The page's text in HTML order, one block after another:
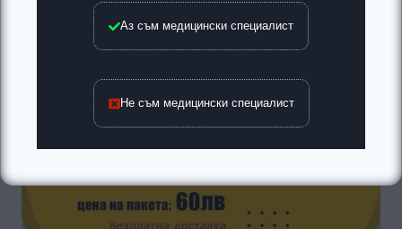
Аз съм медицински специалист
Не съм медицински специалист